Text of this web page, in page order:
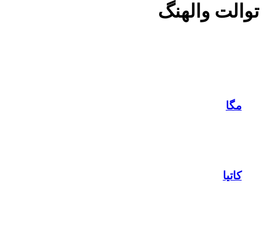
توالت والهنگ
مگا
کاتیا